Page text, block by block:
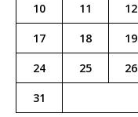
10
11 12
17
18 19
24
25 26
31